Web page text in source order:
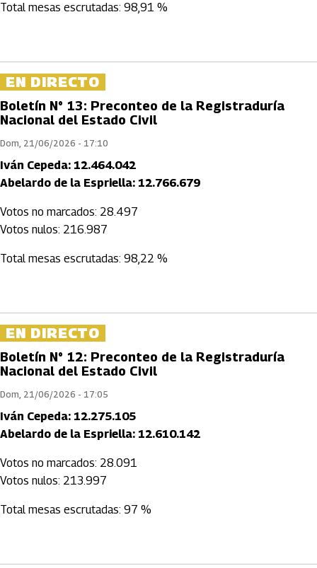
Total mesas escrutadas: 98,91 %
EN DIRECTO
Boletín N° 13: Preconteo de la Registraduría
Nacional del Estado Civil
Dom, 21/06/2026 - 17:10
Iván Cepeda: 12.464.042
Abelardo de la Espriella: 12.766.679
Votos no marcados: 28.497
Votos nulos: 216.987
Total mesas escrutadas: 98,22 %
EN DIRECTO
Boletín N° 12: Preconteo de la Registraduría
Nacional del Estado Civil
Dom, 21/06/2026 - 17:05
Iván Cepeda: 12.275.105
Abelardo de la Espriella: 12.610.142
Votos no marcados: 28.091
Votos nulos: 213.997
Total mesas escrutadas: 97 %